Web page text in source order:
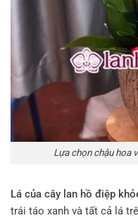
Lựa chọn chậu hoa
Lá của cây lan hồ điệp
trái táo xanh và tất cả lá